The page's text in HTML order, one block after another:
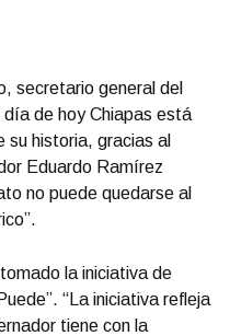
secretario general del
de hoy Chiapas está
su historia, gracias al
Eduardo Ramírez
no puede quedarse al
la iniciativa de
“La iniciativa refleja
tiene con la